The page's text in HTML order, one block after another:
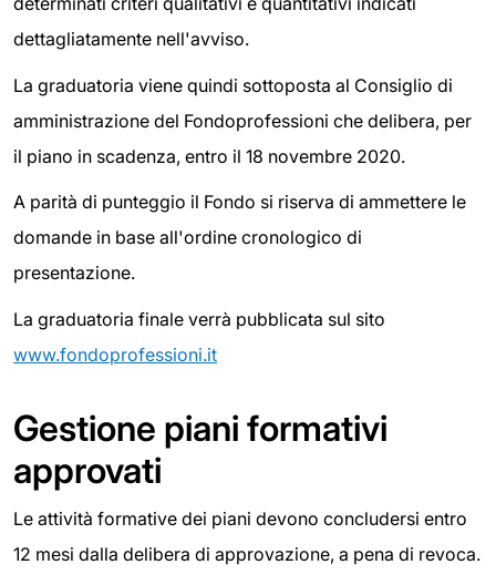
dettagliatamente nell'avviso.
La graduatoria viene quindi sottoposta al Consiglio di
amministrazione del Fondoprofessioni che delibera, per
il piano in scadenza, entro il 18 novembre 2020.
A parità di punteggio il Fondo si riserva di ammettere le
domande in base all'ordine cronologico di
presentazione.
La graduatoria finale verrà pubblicata sul sito
www.fondoprofessioni.it
Gestione piani formativi
approvati
Le attività formative dei piani devono concludersi entro
12 mesi dalla delibera di approvazione, a pena di revoca.